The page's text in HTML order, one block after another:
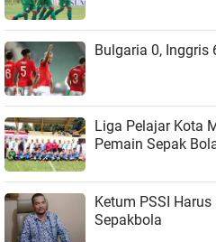
Bulgaria 0, Inggris
Liga Pelajar Kota
Pemain Sepak
Ketum PSSI
Sepakbola